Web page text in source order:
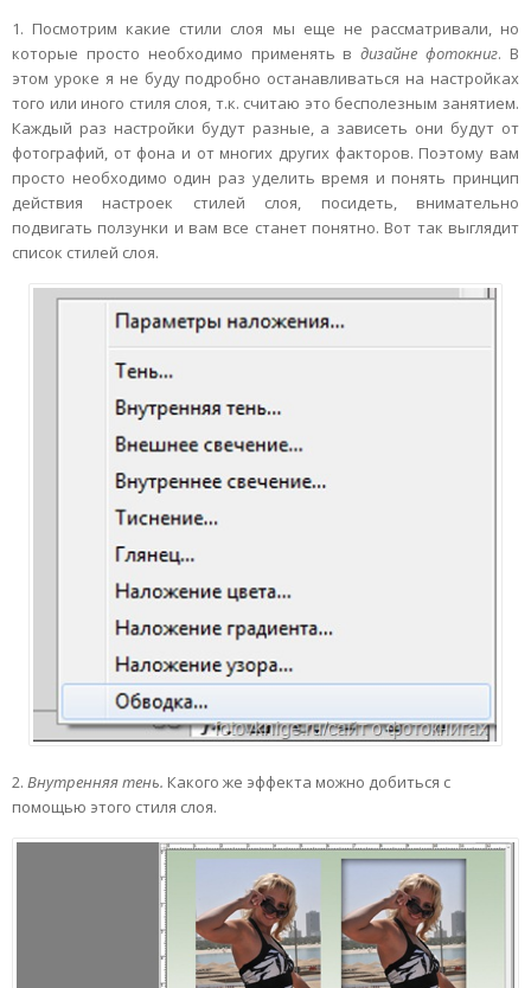
1. Посмотрим какие стили слоя мы еще не рассматривали, но
которые просто необходимо применять вдизайне фотокниг. В
этом уроке я не буду подробно останавливаться на настройках
того или иного стиля слоя, т.к. считаю это бесполезным занятием.
Каждый раз настройки будут разные, а зависеть они будут от
фотографий, от фона и от многих других факторов. Поэтому вам
просто необходимо один раз уделить время и понять принцип
действия настроек стилей слоя, посидеть, внимательно
подвигать ползунки и вам все станет понятно. Вот так выглядит
список стилей слоя.
2. Внутренняя тень. Какого же эффекта можно добиться с
помощью этого стиля слоя.